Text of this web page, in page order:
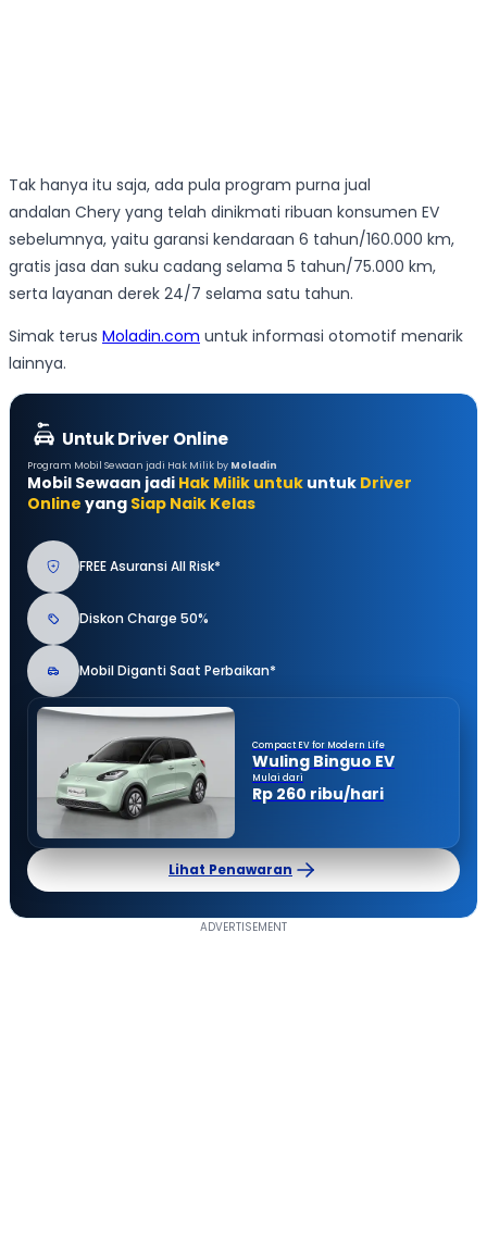
Tak hanya itu saja, ada pula program purna jual
andalan Chery yang telah dinikmati ribuan konsumen EV
sebelumnya, yaitu garansi kendaraan 6 tahun/160.000 km,
gratis jasa dan suku cadang selama 5 tahun/75.000 km,
serta layanan derek 24/7 selama satu tahun.
Simak terus Moladin.com untuk informasi otomotif menarik
lainnya.
Untuk Driver Online
Program Mobil Sewaan jadi Hak Milik by Moladin
Mobil Sewaan jadi Hak Milik untuk untuk Driver
Online yang Siap Naik Kelas
FREE Asuransi All Risk*
Diskon Charge 50%
Mobil Diganti Saat Perbaikan*
Compact EV for Modern Life
Wuling Binguo EV
Mulai dari
Rp 260 ribu/hari
Lihat Penawaran